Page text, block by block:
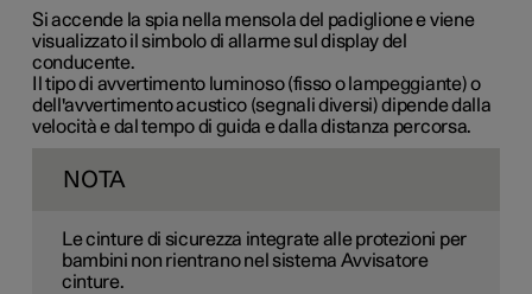
Si accende la spia nella mensola del padiglione e viene
visualizzato il simbolo di allarme sul display del
conducente.
Il tipo di avvertimento luminoso (fisso o lampeggiante) o
dell'avvertimento acustico (segnali diversi) dipende dalla
velocità e dal tempo di guida e dalla distanza percorsa.
NOTA
Le cinture di sicurezza integrate alle protezioni per
bambini non rientrano nel sistema Avvisatore
cinture.